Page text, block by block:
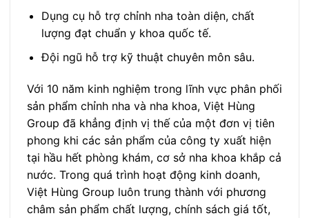
Dụng cụ hỗ trợ chỉnh nha toàn diện, chất
lượng đạt chuẩn y khoa quốc tế.
Đội ngũ hỗ trợ kỹ thuật chuyên môn sâu.
Với 10 năm kinh nghiệm trong lĩnh vực phân phối
sản phẩm chỉnh nha và nha khoa, Việt Hùng
Group đã khẳng định vị thế của một đơn vị tiên
phong khi các sản phẩm của công ty xuất hiện
tại hầu hết phòng khám, cơ sở nha khoa khắp cả
nước. Trong quá trình hoạt động kinh doanh,
Việt Hùng Group luôn trung thành với phương
châm sản phẩm chất lượng, chính sách giá tốt,